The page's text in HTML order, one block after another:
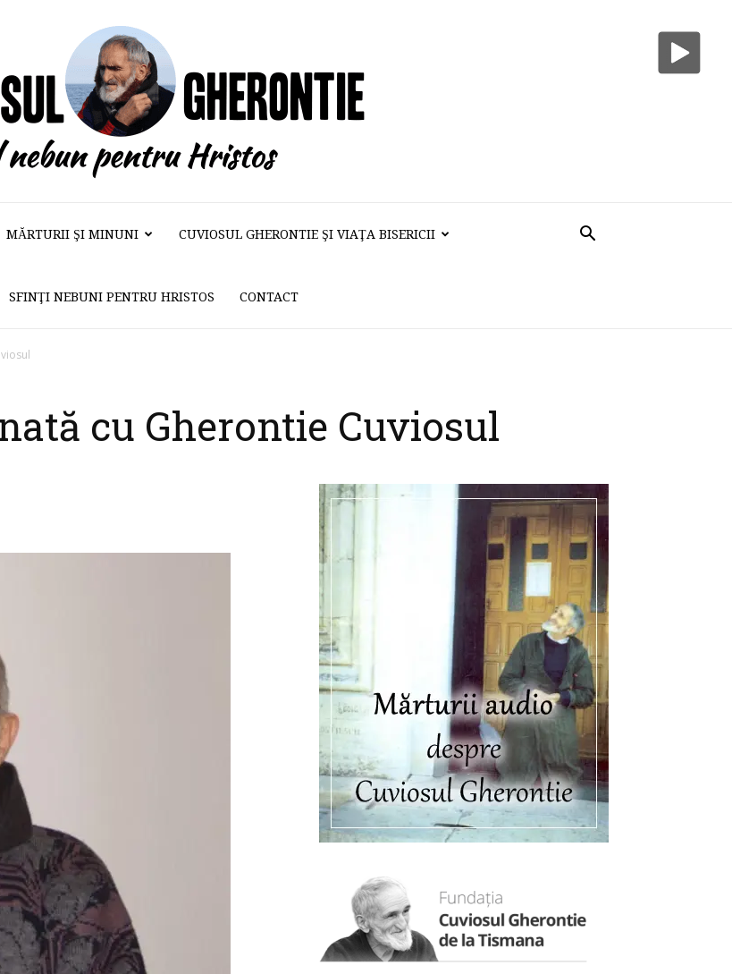
Cuviosul
MĂRTURII ŞI MINUNI CUVIOSUL GHERONTIE ŞI VIAŢA BISERICII
SFINŢI NEBUNI PENTRU HRISTOS CONTACT
cu Gherontie Cuviosul